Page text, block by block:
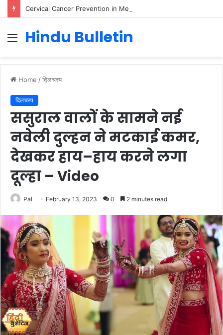
Menu
Hindu Bulletin
Home /दिलचस्प
दिलचस्प
ससुराल वालों के सामने नई
नवेली दुल्हन ने मटकाई कमर,
देखकर हाय–हाय करने लगा
दूल्हा – Video
Pal February 13, 2023 0 2 minutes read